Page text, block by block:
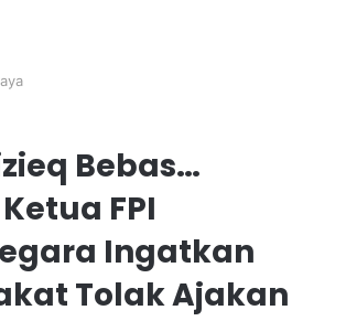
Bebas…
FPI
Ingatkan
Tolak Ajakan